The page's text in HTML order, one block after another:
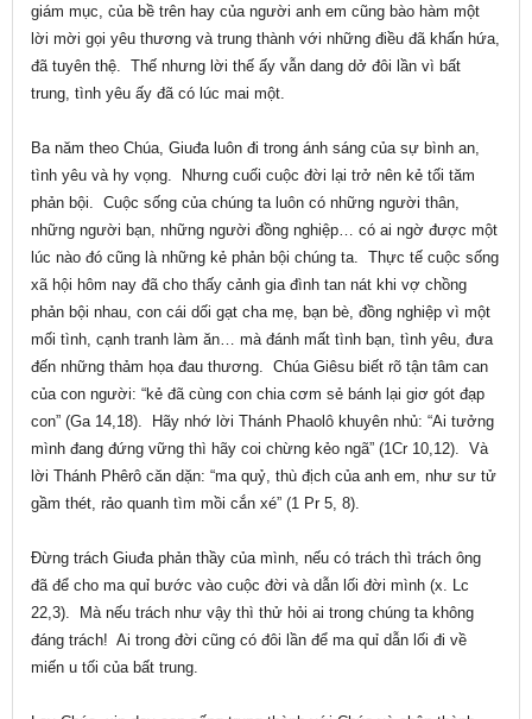
giám mục, của bề trên hay của người anh em cũng bào hàm một
lời mời gọi yêu thương và trung thành với những điều đã khấn hứa,
đã tuyên thệ. Thế nhưng lời thế ấy vẫn dang dở đôi lần vì bất
trung, tình yêu ấy đã có lúc mai một.
Ba năm theo Chúa, Giuđa luôn đi trong ánh sáng của sự bình an,
tình yêu và hy vọng. Nhưng cuối cuộc đời lại trở nên kẻ tối tăm
phản bội. Cuộc sống của chúng ta luôn có những người thân,
những người bạn, những người đồng nghiệp… có ai ngờ được một
lúc nào đó cũng là những kẻ phản bội chúng ta. Thực tế cuộc sống
xã hội hôm nay đã cho thấy cảnh gia đình tan nát khi vợ chồng
phản bội nhau, con cái dối gạt cha mẹ, bạn bè, đồng nghiệp vì một
mối tình, cạnh tranh làm ăn… mà đánh mất tình bạn, tình yêu, đưa
đến những thảm họa đau thương. Chúa Giêsu biết rõ tận tâm can
của con người: “kẻ đã cùng con chia cơm sẻ bánh lại giơ gót đạp
con” (Ga 14,18). Hãy nhớ lời Thánh Phaolô khuyên nhủ: “Ai tưởng
mình đang đứng vững thì hãy coi chừng kẻo ngã” (1Cr 10,12). Và
lời Thánh Phêrô căn dặn: “ma quỷ, thù địch của anh em, như sư tử
gầm thét, rảo quanh tìm mồi cắn xé” (1 Pr 5, 8).
Đừng trách Giuđa phản thầy của mình, nếu có trách thì trách ông
đã để cho ma quỉ bước vào cuộc đời và dẫn lối đời mình (x. Lc
22,3). Mà nếu trách như vậy thì thử hỏi ai trong chúng ta không
đáng trách! Ai trong đời cũng có đôi lần để ma quỉ dẫn lối đi về
miến u tối của bất trung.